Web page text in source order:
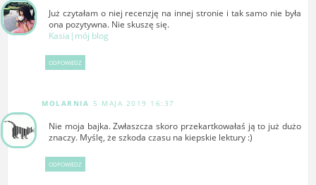
Już czytałam o niej recenzję na innej stronie i tak samo nie była
ona pozytywna. Nie skuszę się.
Kasia|mój blog
ODPOWIEDZ
MOLARNIA 5 MAJA 2019 16:37
Nie moja bajka. Zwłaszcza skoro przekartkowałaś ją to już dużo
znaczy. Myślę, że szkoda czasu na kiepskie lektury :)
ODPOWIEDZ